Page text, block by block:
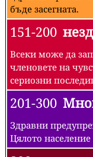
бъде засегната.
151-200
Всеки може да
членовете на
сериозни
201-300
Здравни
Цялото население